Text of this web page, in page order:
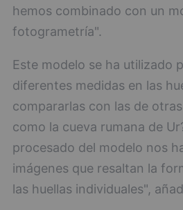
hemos combinado con un
fotogrametría".
Este modelo se ha utilizado
diferentes medidas en las
compararlas con las de
como la cueva rumana de
procesado del modelo nos
imágenes que resaltan la
las huellas individuales",